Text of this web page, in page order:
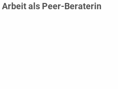
Arbeit als Peer-Beraterin